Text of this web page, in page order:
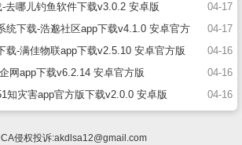
04-17
去哪儿钓鱼软件下载v3.0.2 安卓版
04-17
统下载-浩邈社区app下载v4.1.0 安卓官方
04-16
载-满佳物联app下载v2.5.10 安卓官方版
04-16
网app下载v6.2.14 安卓官方版
04-16
知灾害app官方版下载v2.0.0 安卓版
侵权投诉:akdlsa12@gmail.com